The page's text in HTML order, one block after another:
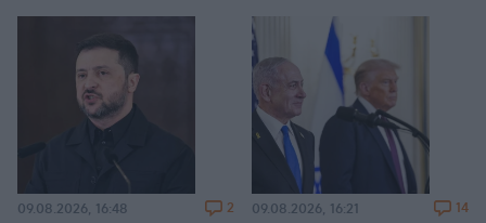
09.08.2026, 16:48 2 09.08.2026, 16:21 14